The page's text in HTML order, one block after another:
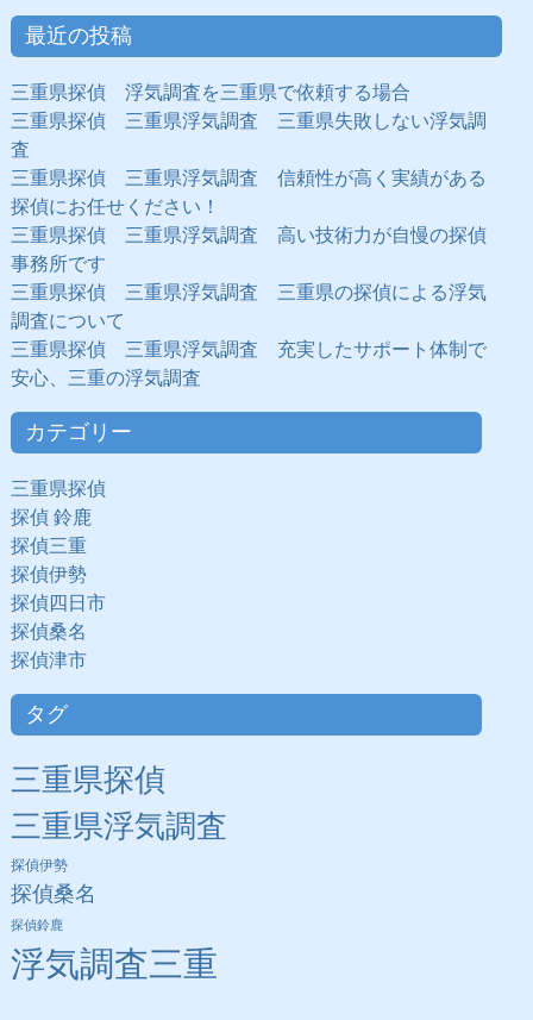
最近の投稿
三重県探偵 浮気調査を三重県で依頼する場合
三重県探偵 三重県浮気調査 三重県失敗しない浮気調
査
三重県探偵 三重県浮気調査 信頼性が高く実績がある
探偵にお任せください！
三重県探偵 三重県浮気調査 高い技術力が自慢の探偵
事務所です
三重県探偵 三重県浮気調査 三重県の探偵による浮気
調査について
三重県探偵 三重県浮気調査 充実したサポート体制で
安心、三重の浮気調査
カテゴリー
三重県探偵
探偵 鈴鹿
探偵三重
探偵伊勢
探偵四日市
探偵桑名
探偵津市
タグ
三重県探偵
三重県浮気調査
探偵伊勢
探偵桑名
探偵鈴鹿
浮気調査三重